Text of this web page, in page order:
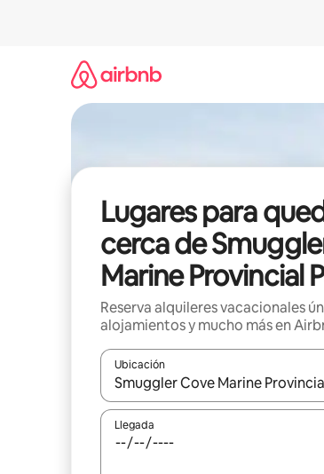
Lugares para
cerca de
Marine Provincial
Reserva alquileres vacacionales
alojamientos y mucho más en
Ubicación
Cuando los resultados estén
Llegada